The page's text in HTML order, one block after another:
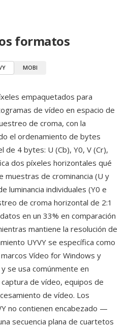
formatos
MOBI
empaquetados para
de vídeo en espacio de
de croma, con la
el ordenamiento de bytes
de 4 bytes: U (Cb), Y0, V (Cr),
dos píxeles horizontales qué
muestras de crominancia (U y
luminancia individuales (Y0 e
de croma horizontal de 2:1
en un 33% en comparación
mantiene la resolución de
UYVY se específica como
Vídeo for Windows y
se usa comúnmente en
de vídeo, equipos de
de vídeo. Los
no contienen encabezado —
secuencia plana de cuartetos